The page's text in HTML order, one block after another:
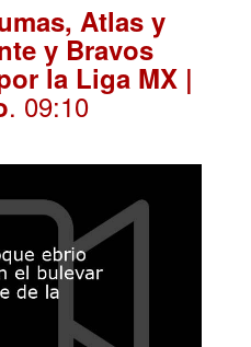
Atlas y
y Bravos
la Liga MX |
. 09:10